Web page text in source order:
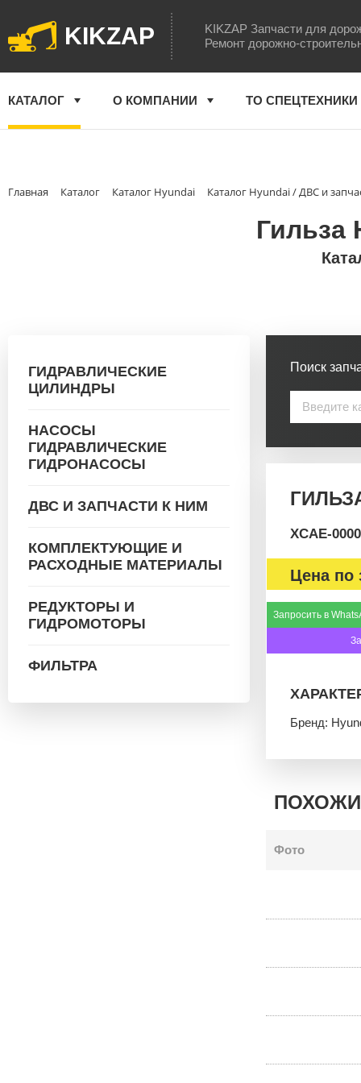
KIKZAP
KIKZAP Запчасти для
Ремонт дорожно-
КАТАЛОГ О КОМПАНИИ ТО СПЕЦТЕХНИКИ
Главная Каталог Каталог Hyundai Каталог Hyundai / ДВС и
Гильза
ГИДРАВЛИЧЕСКИЕ
ЦИЛИНДРЫ
НАСОСЫ
ГИДРАВЛИЧЕСКИЕ
ГИДРОНАСОСЫ
ДВС И ЗАПЧАСТИ К НИМ
КОМПЛЕКТУЮЩИЕ И
РАСХОДНЫЕ МАТЕРИАЛЫ
РЕДУКТОРЫ И
ГИДРОМОТОРЫ
ФИЛЬТРА
Поиск
XCAE-
Цена по
Запросить в
Бренд:
Фото